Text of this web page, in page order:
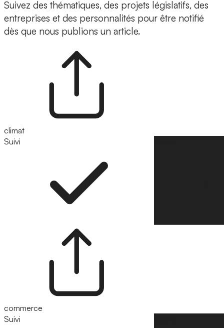
Suivez des thématiques, des projets législatifs, des
entreprises et des personnalités pour être notifié
dès que nous publions un article.
climat
Suivi
commerce
Suivi